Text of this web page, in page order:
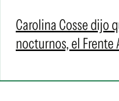
Carolina Cosse dijo
nocturnos, el